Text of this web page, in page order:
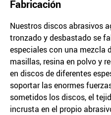
Fabricación
Nuestros discos abrasivos
tronzado y desbastado se
especiales con una mezcla
masillas, resina en polvo y
en discos de diferentes
soportar las enormes
sometidos los discos, el
incrusta en el propio